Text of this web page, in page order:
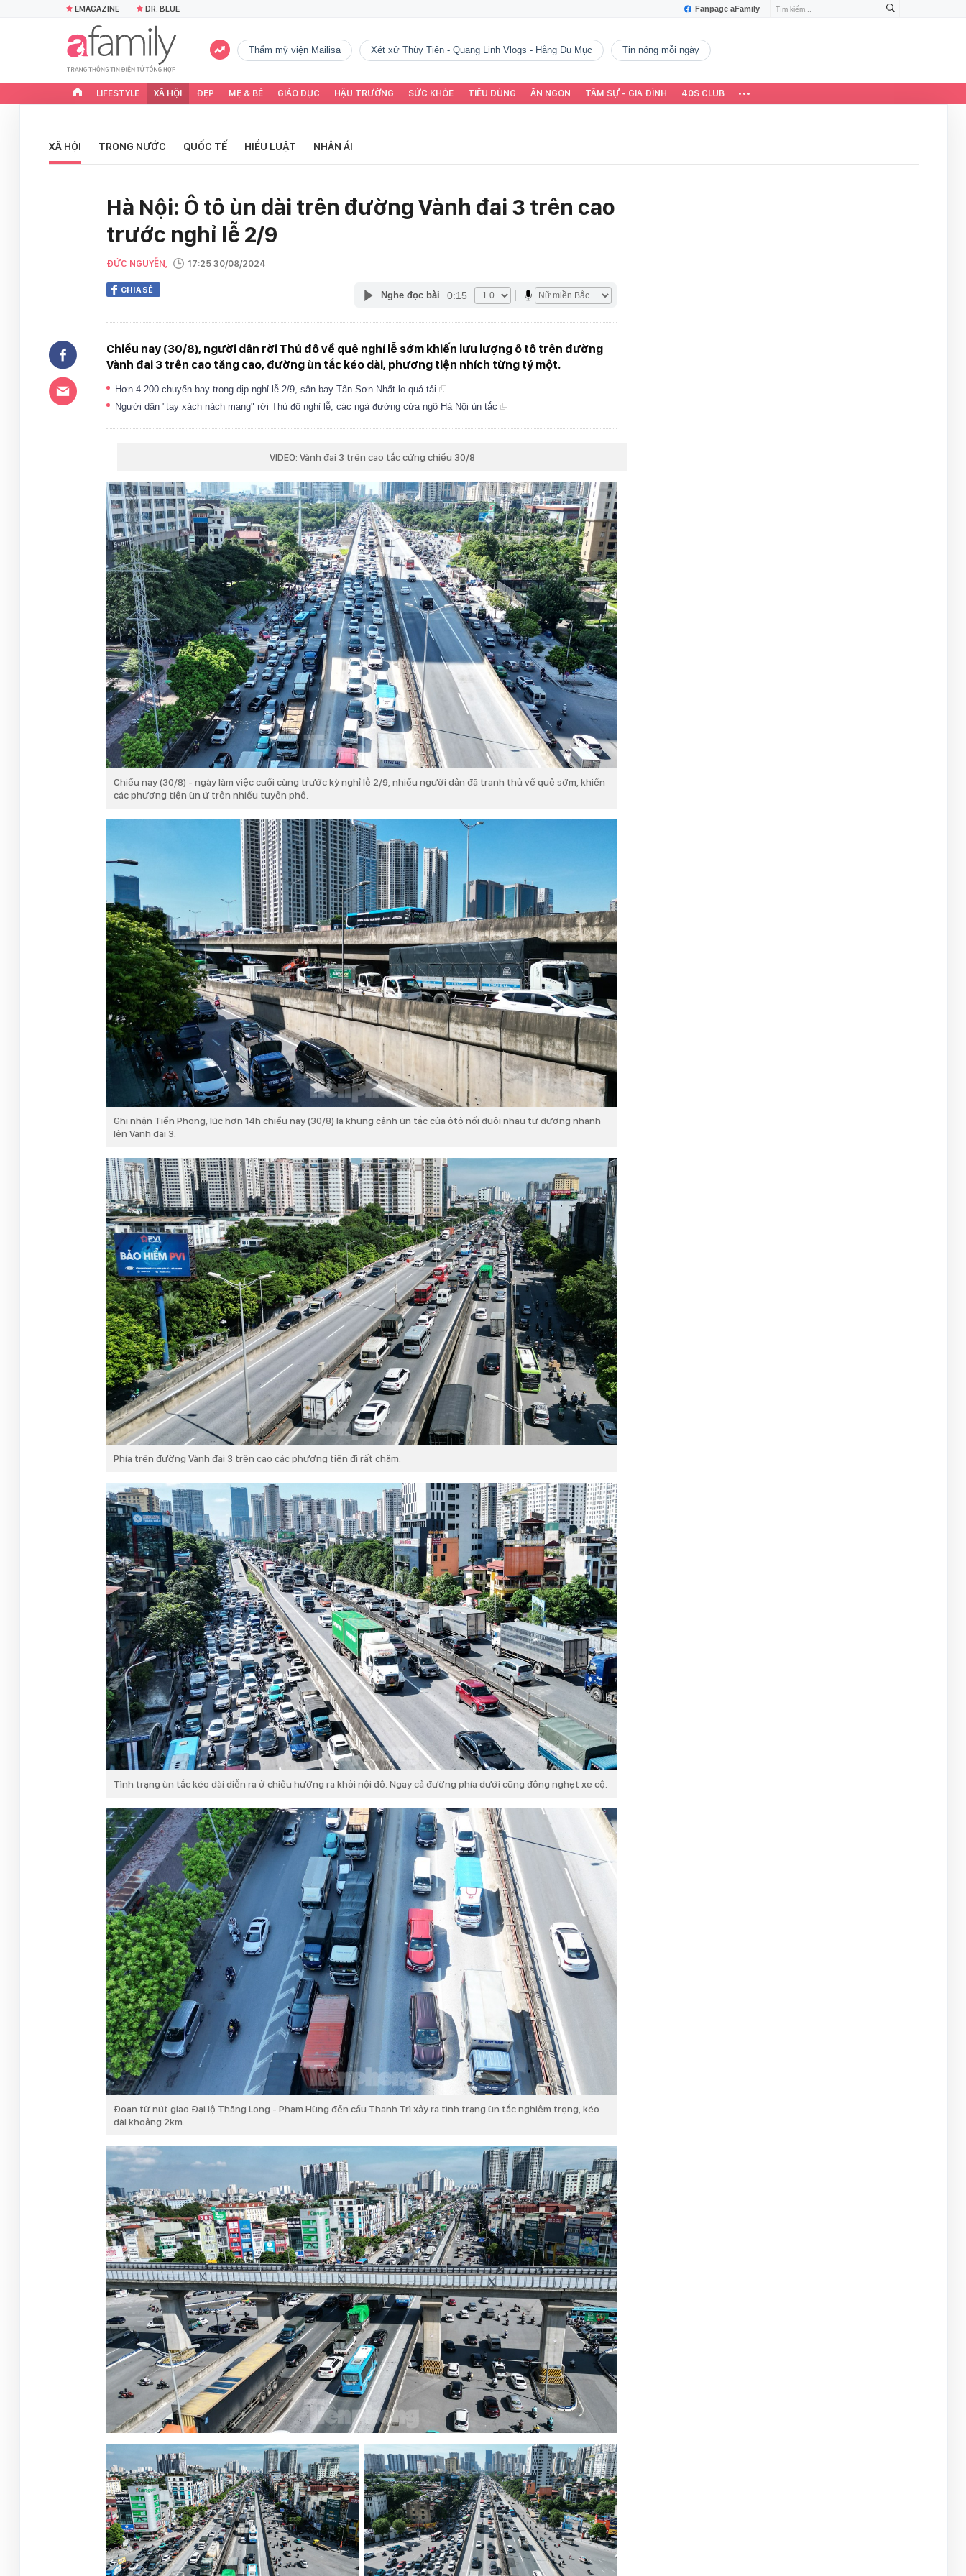
Fanpage aFamily
EMAGAZINE DR. BLUE
Thẩm mỹ viện Mailisa Xét xử Thùy Tiên - Quang Linh Vlogs - Hằng Du Mục tin nóng mỗi ngày
LIFESTYLE XÃ HỘI ĐẸP MẸ & BÉ GIÁO DỤC HẬU TRƯỜNG SỨC KHỎE TIÊU DÙNG ĂN NGON TÂM SỰ - GIA ĐÌNH 40S CLUB
XÃ HỘI TRONG NƯỚC QUỐC TẾ HIỂU LUẬT NHÂN ÁI
Hà Nội: Ô tô ùn dài trên đường Vành đai 3 trên cao
trước nghỉ lễ 2/9
ĐỨC NGUYỄN, 17:25 30/08/2024
CHIA SẺ Nghe đọc bài 0:15
Chiều nay (30/8), người dân rời Thủ đô về quê nghỉ lễ sớm khiến lưu lượng ô tô trên đường
Vành đai 3 trên cao tăng cao, đường ùn tắc kéo dài, phương tiện nhích từng tý một.
Hơn 4.200 chuyến bay trong dịp nghỉ lễ 2/9, sân bay Tân Sơn Nhất lo quá tải
Người dân "tay xách nách mang" rời Thủ đô nghỉ lễ, các ngả đường cửa ngõ Hà Nội ùn tắc
VIDEO: Vành đai 3 trên cao tắc cứng chiều 30/8
Chiều nay (30/8) - ngày làm việc cuối cùng trước kỳ nghỉ lễ 2/9, nhiều người dân đã tranh thủ về quê sớm, khiến
các phương tiện ùn ứ trên nhiều tuyến phố.
Ghi nhận Tiền Phong, lúc hơn 14h chiều nay (30/8) là khung cảnh ùn tắc của ôtô nối đuôi nhau từ đường nhánh
lên Vành đai 3.
Phía trên đường Vành đai 3 trên cao các phương tiện đi rất chậm.
Tình trạng ùn tắc kéo dài diễn ra ở chiều hướng ra khỏi nội đô. Ngay cả đường phía dưới cũng đông nghẹt xe cộ.
Đoạn từ nút giao Đại lộ Thăng Long - Phạm Hùng đến cầu Thanh Trì xảy ra tình trạng ùn tắc nghiêm trọng, kéo
dài khoảng 2km.